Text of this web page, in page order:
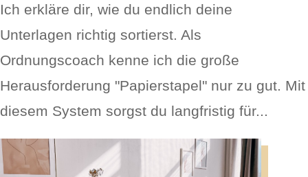
Ich erkläre dir, wie du endlich deine
Unterlagen richtig sortierst. Als
Ordnungscoach kenne ich die große
Herausforderung "Papierstapel" nur zu gut. Mit
diesem System sorgst du langfristig für...